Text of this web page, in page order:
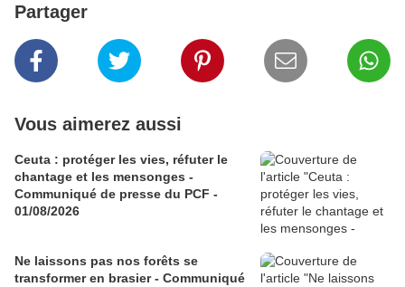
Partager
Vous aimerez aussi
Ceuta : protéger les vies, réfuter le
chantage et les mensonges -
Communiqué de presse du PCF -
01/08/2026
Ne laissons pas nos forêts se
transformer en brasier - Communiqué